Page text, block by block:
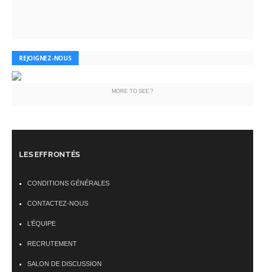
REJOIGNEZ-NOUS
MORE TO SEE ?
LES EFFRONTÉS
CONDITIONS GÉNÉRALES
CONTACTEZ-NOUS
L’ÉQUIPE
RECRUTEMENT
SALON DE DISCUSSION